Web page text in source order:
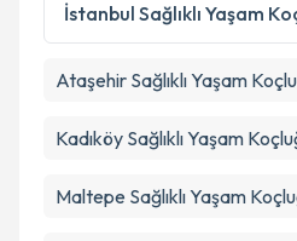
İstanbul Sağlıklı Yaşam
Ataşehir Sağlıklı Yaşam
Kadıköy Sağlıklı Yaşam
Maltepe Sağlıklı Yaşam